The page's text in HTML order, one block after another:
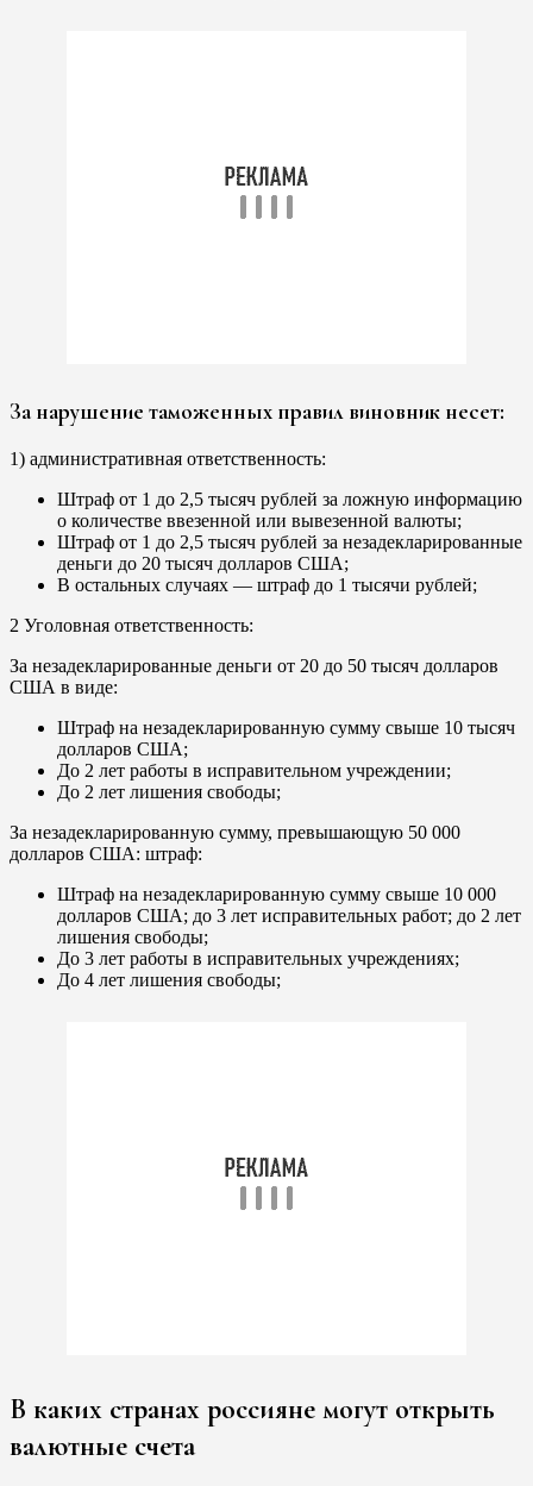
За нарушение таможенных правил виновник несет:
1) административная ответственность:
Штраф от 1 до 2,5 тысяч рублей за ложную информацию
о количестве ввезенной или вывезенной валюты;
Штраф от 1 до 2,5 тысяч рублей за незадекларированные
деньги до 20 тысяч долларов США;
В остальных случаях — штраф до 1 тысячи рублей;
2 Уголовная ответственность:
За незадекларированные деньги от 20 до 50 тысяч долларов
США в виде:
Штраф на незадекларированную сумму свыше 10 тысяч
долларов США;
До 2 лет работы в исправительном учреждении;
До 2 лет лишения свободы;
За незадекларированную сумму, превышающую 50 000
долларов США: штраф:
Штраф на незадекларированную сумму свыше 10 000
долларов США; до 3 лет исправительных работ; до 2 лет
лишения свободы;
До 3 лет работы в исправительных учреждениях;
До 4 лет лишения свободы;
В каких странах россияне могут открыть
валютные счета